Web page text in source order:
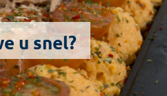
u snel?